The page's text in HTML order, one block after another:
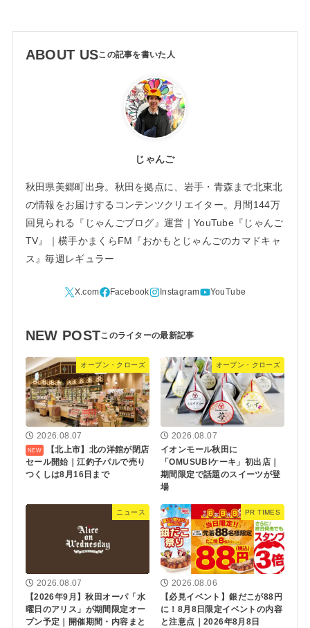
ABOUT US
じゃんご
秋田県美郷町出身。秋田を拠点に、岩手・青森まで北東北
の情報をお届けするコンテンツクリエイター。月間144万
回見られる『じゃんごブログ』運営｜YouTube『じゃんご
TV』｜横手かまくらFM『おかもとじゃんごのカマドキャ
ス』毎週レギュラー
NEW POST
オープン・クローズ
2026.08.07
【北上市】北の洋館が閉店
セール開始｜江釣子パルで売り
つくしは8月16日まで
オープン・クローズ
2026.08.07
イオンモール秋田に
「OMUSUBIケーキ」初出店｜
期間限定で話題のスイーツが登
場
ニュース
2026.08.07
【2026年9月】秋田オーパ「水
曜日のアリス」が期間限定オー
プン予定｜開催期間・内容まと
PR TIMES
2026.08.06
【必見イベント】銀だこが88円
に！8月8日限定イベントの内容
と注意点｜2026年8月8日